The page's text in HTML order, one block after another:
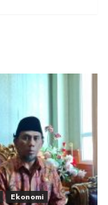
Ekonomi